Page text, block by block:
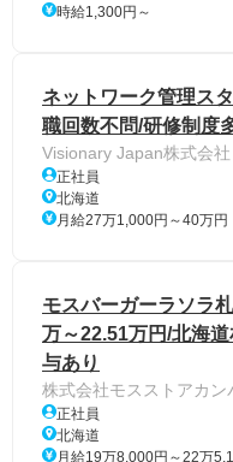
時給1,300円～
ネットワーク管理ス
職回数不問/研修制度
Visionary Japan株式会社
正社員
北海道
月給27万1,000円～40万円
モスバーガーラソラ
万～22.51万円/北海
与あり
株式会社モスストアカン
正社員
北海道
月給19万8,000円～22万